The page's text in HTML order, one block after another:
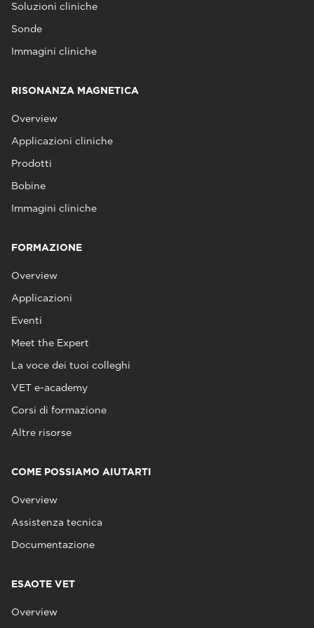
Soluzioni cliniche
Sonde
Immagini cliniche
RISONANZA MAGNETICA
Overview
Applicazioni cliniche
Prodotti
Bobine
Immagini cliniche
FORMAZIONE
Overview
Applicazioni
Eventi
Meet the Expert
La voce dei tuoi colleghi
VET e-academy
Corsi di formazione
Altre risorse
COME POSSIAMO AIUTARTI
Overview
Assistenza tecnica
Documentazione
ESAOTE VET
Overview